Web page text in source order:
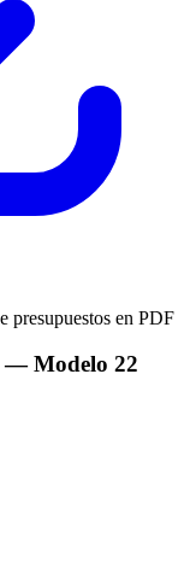
— Modelo 22